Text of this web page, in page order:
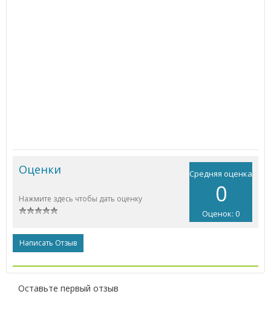
Средняя оценка
0
Оценок: 0
Оценки
Нажмите здесь чтобы дать оценку
Написать Отзыв
Оставьте первый отзыв